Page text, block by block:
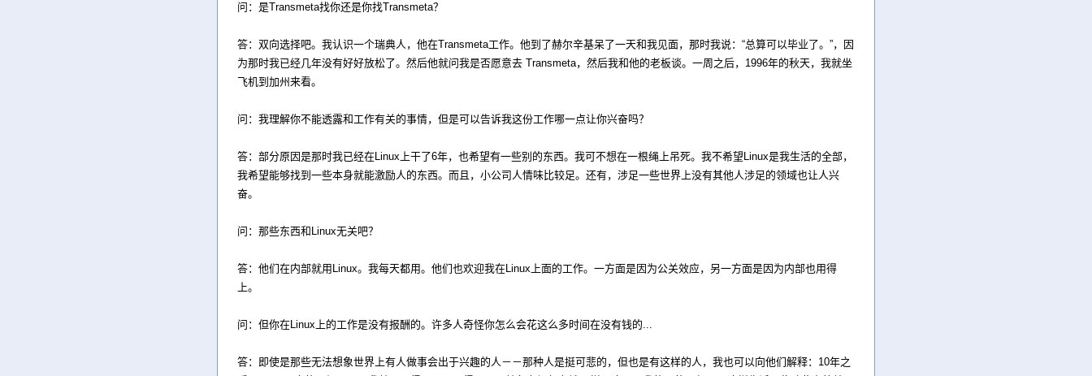
问：是Transmeta找你还是你找Transmeta？
答：双向选择吧。我认识一个瑞典人，他在Transmeta工作。他到了赫尔辛基呆了一天和我见面，那时我说：“总算可以毕业了。”，因
为那时我已经几年没有好好放松了。然后他就问我是否愿意去 Transmeta，然后我和他的老板谈。一周之后，1996年的秋天，我就坐
飞机到加州来看。
问：我理解你不能透露和工作有关的事情，但是可以告诉我这份工作哪一点让你兴奋吗？
答：部分原因是那时我已经在Linux上干了6年，也希望有一些别的东西。我可不想在一根绳上吊死。我不希望Linux是我生活的全部，
我希望能够找到一些本身就能激励人的东西。而且，小公司人情味比较足。还有，涉足一些世界上没有其他人涉足的领域也让人兴
奋。
问：那些东西和Linux无关吧？
答：他们在内部就用Linux。我每天都用。他们也欢迎我在Linux上面的工作。一方面是因为公关效应，另一方面是因为内部也用得
上。
问：但你在Linux上的工作是没有报酬的。许多人奇怪你怎么会花这么多时间在没有钱的...
答：即使是那些无法想象世界上有人做事会出于兴趣的人－－那种人是挺可悲的，但也是有这样的人，我也可以向他们解释：10年之